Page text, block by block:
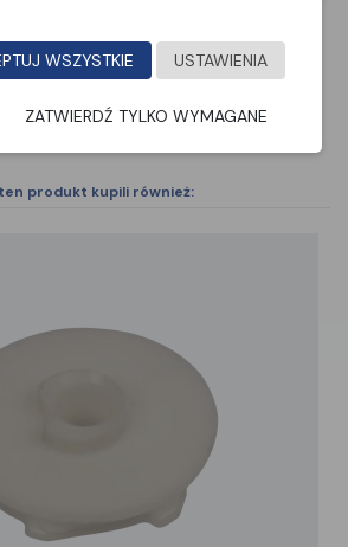
, 2 561 82
00
produkt kupili również:
USTAWIENIA
WSZYSTKIE
ZATWIERDŹ TYLKO WYMAGANE